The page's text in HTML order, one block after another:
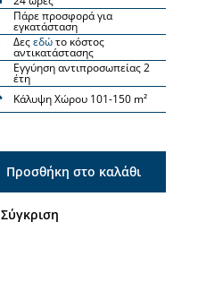
Πάρε προσφορά για
εγκατάσταση
Δεςεδώτο κόστος
αντικατάστασης
Εγγύηση αντιπροσωπείας 2
έτη
Κάλυψη Χώρου 101-150 m²
Προσθήκη στο καλάθι
Σύγκριση